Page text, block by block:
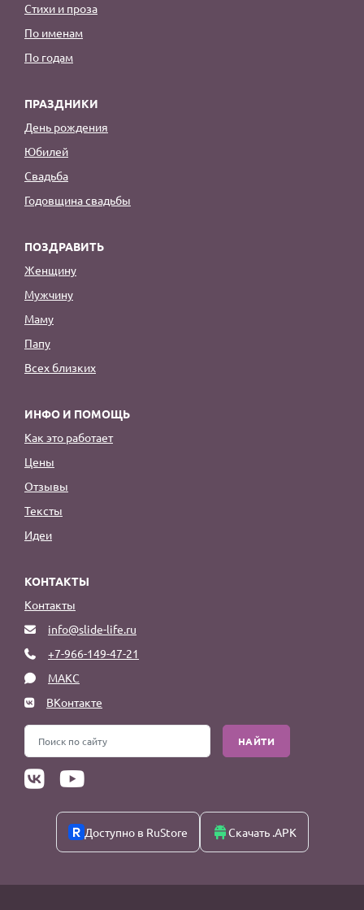
Стихи и проза
По именам
По годам
ПРАЗДНИКИ
День рождения
Юбилей
Свадьба
Годовщина свадьбы
ПОЗДРАВИТЬ
Женщину
Мужчину
Маму
Папу
Всех близких
ИНФО И ПОМОЩЬ
Как это работает
Цены
Отзывы
Тексты
Идеи
КОНТАКТЫ
Контакты
info@slide-life.ru
+7-966-149-47-21
МАКС
ВКонтакте
НАЙТИ
Доступно в RuStore Скачать .APK